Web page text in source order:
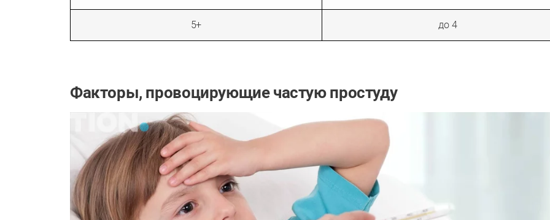
5+ до 4
Факторы, провоцирующие частую простуду